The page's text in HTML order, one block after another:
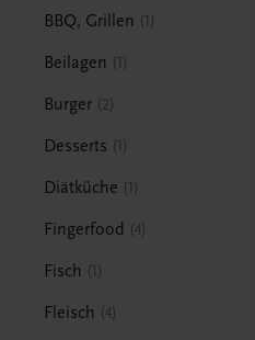
BBQ, Grillen 1
Beilagen 1
Burger 2
Desserts 1
Diätküche 1
Fingerfood 4
Fisch 1
Fleisch 4